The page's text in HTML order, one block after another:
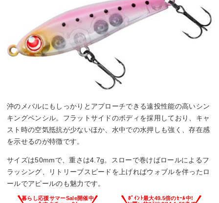
沖のメバルにもしっかりとアプローチできる遠投性能の高いシン
キングペンシル。フラットサイドのボディを採用しており、キャ
スト時の空気抵抗が少ないほか、水中での水押しも強く、存在感
を示せるのが特徴です。
サイズは50mmで、重さは4.7g。スローで巻けばロールによるフ
ラッシング、リトリーブスピードを上げればウォブルを伴ったロ
ールでアピールのも魅力です。